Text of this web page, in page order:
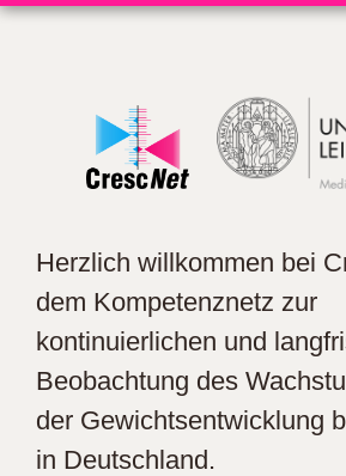
Herzlich willkommen bei
dem Kompetenznetz zur
kontinuierlichen und
Beobachtung des
der Gewichtsentwicklung
in Deutschland.